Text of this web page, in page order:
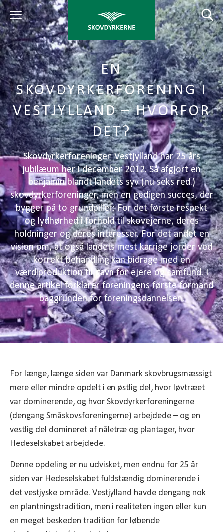
EN
SKOVDYRKERFORENING I
VESTJYLLAND – HVORFOR
DET?
Skovdyrkerforeningen Vestjylland har 25 års
jubilæum her i december 2012. Så afgjort en
benjamin blandt landets syv (nu seks red.)
skovdyrkerforeninger, men en gedigen succes, der
bygger på to grundpiller: For det første respekt
og lydhørhed i forhold til skovejerne, deres
holdninger og deres interesser. For det andet en
vision om, at også landets mest karrige jorder ved
korrekt behandling kan bidrage med en
værdiproduktion til gavn for ejere og samfund. I
denne artikel forklarer foreningens første formand
baggrunden for foreningsdannelsen.
For længe, længe siden var Danmark skovbrugsmæssigt
mere eller mindre opdelt i en østlig del, hvor løvtræet
var dominerende, og hvor Skovdyrkerforeningerne
(dengang Småskovsforeningerne) arbejdede – og en
vestlig del domineret af nåletræ og plantager, hvor
Hedeselskabet arbejdede.
Denne opdeling er nu udvisket, men endnu for 25 år
siden var Hedeselskabet fuldstændig dominerende i
det vestjyske område. Vestjylland havde dengang nok
en plantningstradition, men i realiteten ingen eller kun
en meget beskeden tradition for løbende